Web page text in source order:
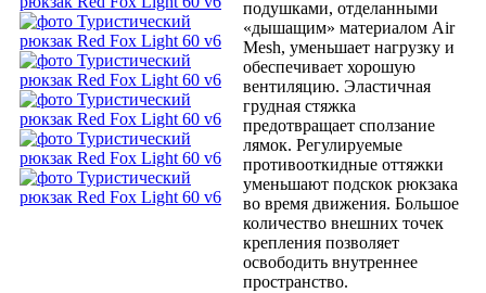
подушками, отделанными
«дышащим» материалом Air
Mesh, уменьшает нагрузку и
обеспечивает хорошую
вентиляцию. Эластичная
грудная стяжка
предотвращает сползание
лямок. Регулируемые
противооткидные оттяжки
уменьшают подскок рюкзака
во время движения. Большое
количество внешних точек
крепления позволяет
освободить внутреннее
пространство.